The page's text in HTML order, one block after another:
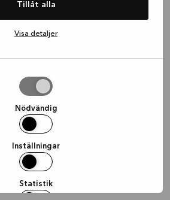
Tillåt alla
Visa detaljer
Nödvändig
Inställningar
Statistik